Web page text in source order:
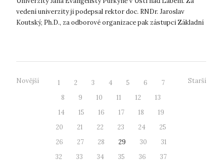
vedení univerzity ji podepsal rektor doc. RNDr. Jaroslav
Koutský, Ph.D., za odborové organizace pak zástupci Základní
Novější 1 2 3 4 5 6
7
8
9 10 11 12
13
14
15 16 17 18
19
20
21 22 23 24
25
26
27 28 29 30
31
32
33 34 35 36
37
Starší